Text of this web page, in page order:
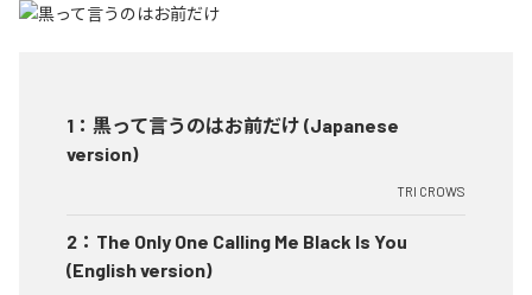
1 ： 黒って言うのはお前だけ (Japanese
version)
TRI CROWS
2 ： The Only One Calling Me Black Is You
(English version)